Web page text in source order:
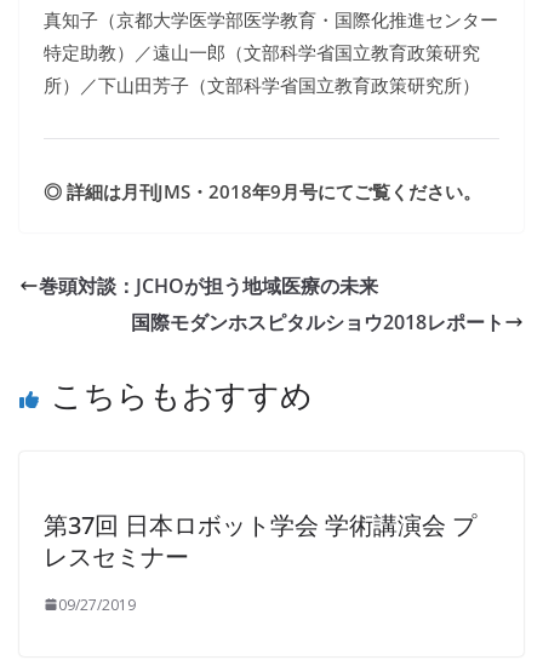
真知子（京都大学医学部医学教育・国際化推進センター
特定助教）／遠山一郎（文部科学省国立教育政策研究
所）／下山田芳子（文部科学省国立教育政策研究所）
◎ 詳細は月刊JMS・2018年9月号にてご覧ください。
巻頭対談：JCHOが担う地域医療の未来
国際モダンホスピタルショウ2018レポート
こちらもおすすめ
第37回 日本ロボット学会 学術講演会 プ
レスセミナー
09/27/2019